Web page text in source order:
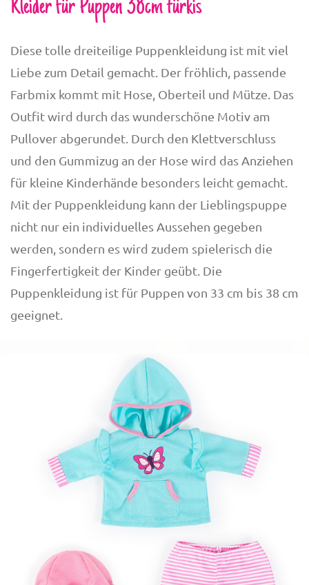
Kleider für Puppen 38cm türkis
Diese tolle dreiteilige Puppenkleidung ist mit viel
Liebe zum Detail gemacht. Der fröhlich, passende
Farbmix kommt mit Hose, Oberteil und Mütze. Das
Outfit wird durch das wunderschöne Motiv am
Pullover abgerundet. Durch den Klettverschluss
und den Gummizug an der Hose wird das Anziehen
für kleine Kinderhände besonders leicht gemacht.
Mit der Puppenkleidung kann der Lieblingspuppe
nicht nur ein individuelles Aussehen gegeben
werden, sondern es wird zudem spielerisch die
Fingerfertigkeit der Kinder geübt. Die
Puppenkleidung ist für Puppen von 33 cm bis 38 cm
geeignet.